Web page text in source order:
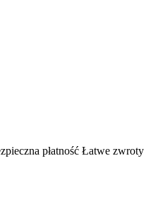
płatność Łatwe zwroty